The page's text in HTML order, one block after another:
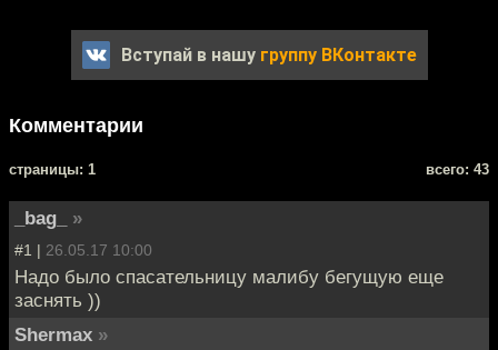
Вступай в нашу группу ВКонтакте
Комментарии
cтраницы: 1 всего: 43
_bag_ »
#1 | 26.05.17 10:00
Надо было спасательницу малибу бегущую еще
заснять ))
Shermax »